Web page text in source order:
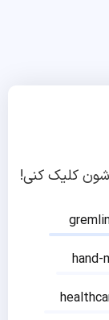
کلیک کنی!
hand-